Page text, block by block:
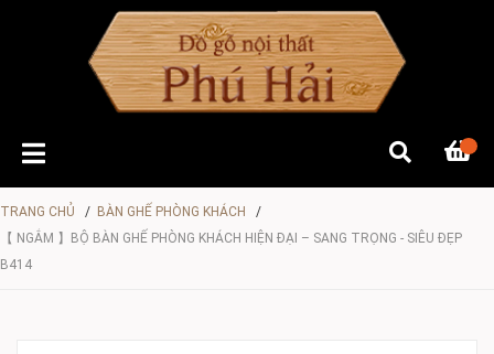
TRANG CHỦ / BÀN GHẾ PHÒNG KHÁCH
/
【 NGẮM 】BỘ BÀN GHẾ PHÒNG KHÁCH HIỆN ĐẠI – SANG TRỌNG - SIÊU ĐẸP
B414